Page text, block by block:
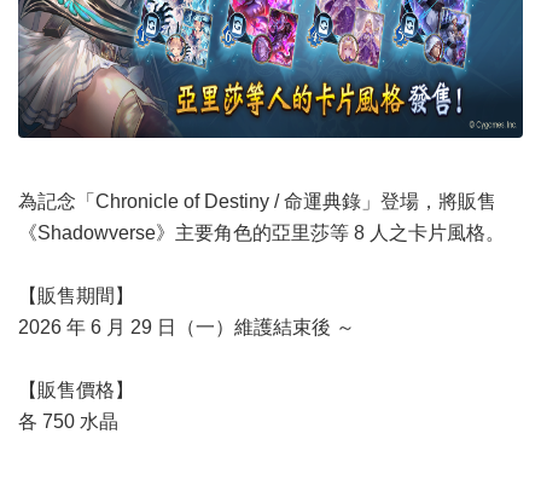
為記念「Chronicle of Destiny / 命運典錄」登場，將販售
《Shadowverse》主要角色的亞里莎等 8 人之卡片風格。
【販售期間】
2026 年 6 月 29 日（一）維護結束後 ～
【販售價格】
各 750 水晶